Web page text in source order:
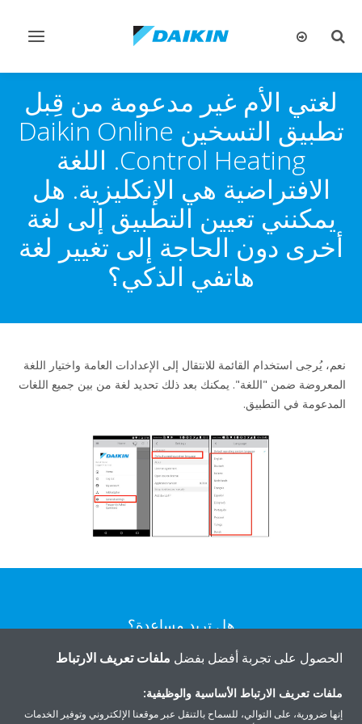
تبديل
تبديل
لغتي الأم غير مدعومة من قِبل
تطبيق التسخين Daikin Online
Control Heating. اللغة
الافتراضية هي الإنكليزية. هل
يمكنني تعيين التطبيق إلى لغة
أخرى دون الحاجة إلى تغيير لغة
هاتفي الذكي؟
نعم، يُرجى استخدام القائمة للانتقال إلى الإعدادات العامة واختيار اللغة
المعروضة ضمن "اللغة". يمكنك بعد ذلك تحديد لغة من بين جميع اللغات
المدعومة في التطبيق.
هل تريد مساعدة؟
الحصول على تجربة أفضل بفضل ملفات تعريف الارتباط
ملفات تعريف الارتباط الأساسية والوظيفية:
إنها ضرورية، على التوالي، للسماح بالتنقل عبر موقعنا الإلكتروني وتوفير الخدمات